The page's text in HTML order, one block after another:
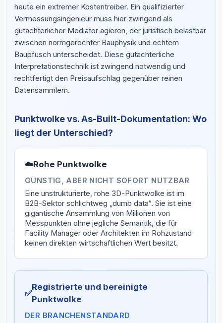
heute ein extremer Kostentreiber. Ein qualifizierter
Vermessungsingenieur muss hier zwingend als
gutachterlicher Mediator agieren, der juristisch belastbar
zwischen normgerechter Bauphysik und echtem
Baupfusch unterscheidet. Diese gutachterliche
Interpretationstechnik ist zwingend notwendig und
rechtfertigt den Preisaufschlag gegenüber reinen
Datensammlern.
Punktwolke vs. As-Built-Dokumentation: Wo
liegt der Unterschied?
☁️Rohe Punktwolke
GÜNSTIG, ABER NICHT SOFORT NUTZBAR
Eine unstrukturierte, rohe 3D-Punktwolke ist im
B2B-Sektor schlichtweg „dumb data“. Sie ist eine
gigantische Ansammlung von Millionen von
Messpunkten ohne jegliche Semantik, die für
Facility Manager oder Architekten im Rohzustand
keinen direkten wirtschaftlichen Wert besitzt.
✅
Registrierte und bereinigte
Punktwolke
DER BRANCHENSTANDARD